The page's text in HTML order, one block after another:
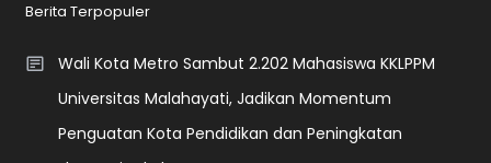
Berita Terpopuler
Wali Kota Metro Sambut 2.202 Mahasiswa KKLPPM
Universitas Malahayati, Jadikan Momentum
Penguatan Kota Pendidikan dan Peningkatan